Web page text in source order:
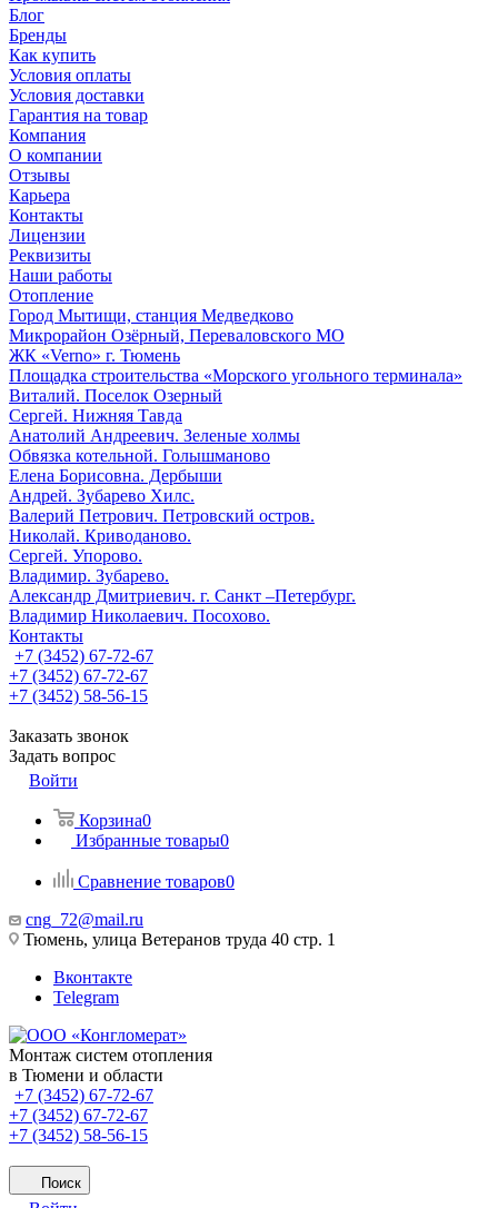
Блог
Бренды
Как купить
Условия оплаты
Условия доставки
Гарантия на товар
Компания
О компании
Отзывы
Карьера
Контакты
Лицензии
Реквизиты
Наши работы
Отопление
Город Мытищи, станция Медведково
Микрорайон Озёрный, Переваловского МО
ЖК «Verno» г. Тюмень
Площадка строительства «Морского угольного терминала»
Виталий. Поселок Озерный
Сергей. Нижняя Тавда
Анатолий Андреевич. Зеленые холмы
Обвязка котельной. Голышманово
Елена Борисовна. Дербыши
Андрей. Зубарево Хилс.
Валерий Петрович. Петровский остров.
Николай. Криводаново.
Сергей. Упорово.
Владимир. Зубарево.
Александр Дмитриевич. г. Санкт –Петербург.
Владимир Николаевич. Посохово.
Контакты
+7 (3452) 67-72-67
+7 (3452) 67-72-67
+7 (3452) 58-56-15
Заказать звонок
Задать вопрос
Войти
Корзина0
Избранные товары0
Сравнение товаров0
cng_72@mail.ru
Тюмень, улица Ветеранов труда 40 стр. 1
Вконтакте
Telegram
Монтаж систем отопления
в Тюмени и области
+7 (3452) 67-72-67
+7 (3452) 67-72-67
+7 (3452) 58-56-15
Поиск